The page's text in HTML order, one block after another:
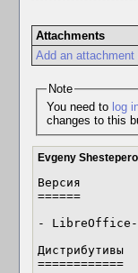
Attachments
Add an attachment
Note
You need to log
changes to this
Evgeny
Версия
======
-
Дистрибутивы
============